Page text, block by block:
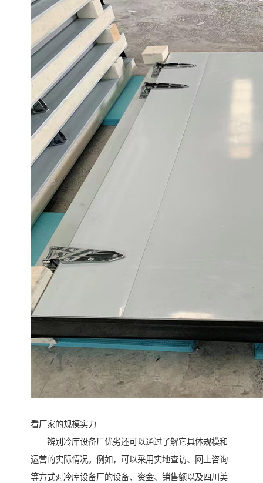
看厂家的规模实力
辨别冷库设备厂优劣还可以通过了解它具体规模和
运营的实际情况。例如，可以采用实地查访、网上咨询
等方式对冷库设备厂的设备、资金、销售额以及四川美